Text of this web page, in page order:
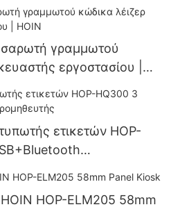
γραμμωτού
εργοστασίου |
ετικετών HOP-
HOP-ELM205 58mm